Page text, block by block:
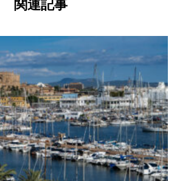
関連記事